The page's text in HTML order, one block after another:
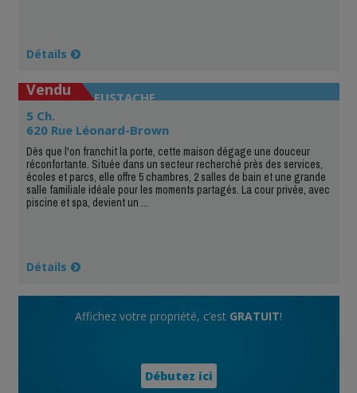
Détails
SAINT-EUSTACHE
Vendu
5 Ch.
620 Rue Léonard-Brown
Dès que l'on franchit la porte, cette maison dégage une douceur
réconfortante. Située dans un secteur recherché près des services,
écoles et parcs, elle offre 5 chambres, 2 salles de bain et une grande
salle familiale idéale pour les moments partagés. La cour privée, avec
piscine et spa, devient un ...
Détails
Affichez votre propriété, c’est GRATUIT!
Débutez ici